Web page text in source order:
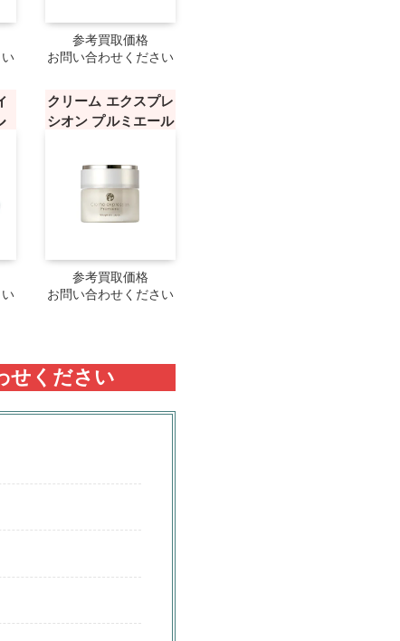
参考買取価格
お問い合わせください
クリーム エクスプレ
シオン プルミエール
参考買取価格
お問い合わせください
せください